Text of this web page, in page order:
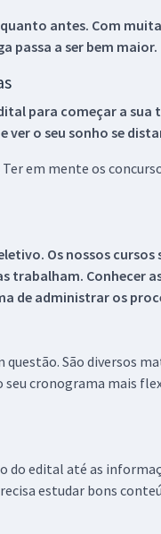
antes. Com
passa a ser bem maior.
para começar a
o seu sonho se
em mente os
Os nossos
Conhecer
de administrar os
questão. São diversos
cronograma mais
do edital até as
estudar bons